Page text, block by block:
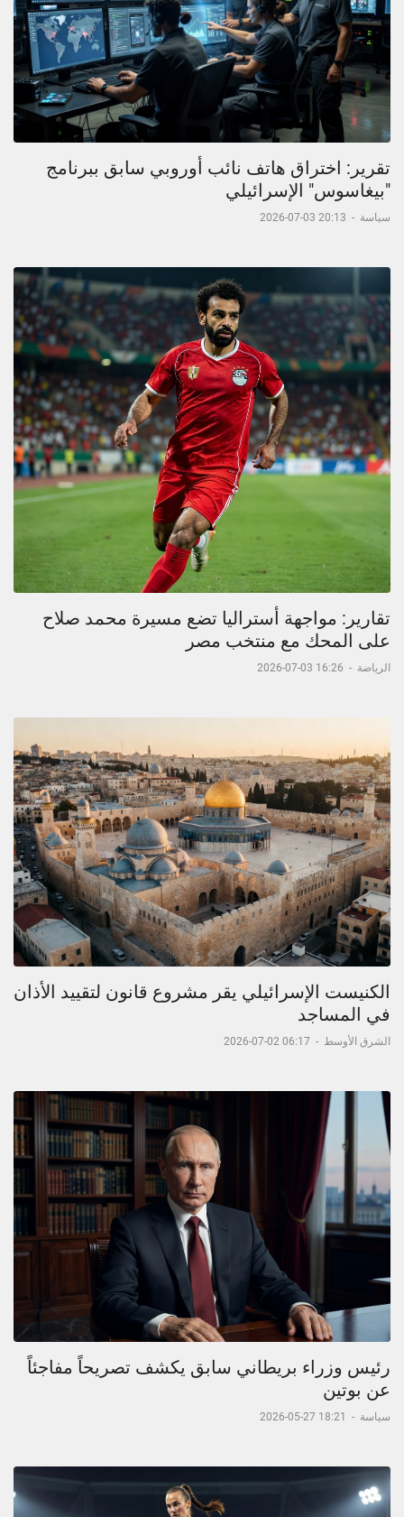
تقرير: اختراق هاتف نائب أوروبي سابق ببرنامج
"بيغاسوس" الإسرائيلي
سياسة -
20:13 03-07-2026
تقارير: مواجهة أستراليا تضع مسيرة محمد صلاح
على المحك مع منتخب مصر
الرياضة -
16:26 03-07-2026
الكنيست الإسرائيلي يقر مشروع قانون لتقييد الأذان
في المساجد
الشرق الأوسط -
06:17 02-07-2026
رئيس وزراء بريطاني سابق يكشف تصريحاً مفاجئاً
عن بوتين
سياسة -
18:21 27-05-2026